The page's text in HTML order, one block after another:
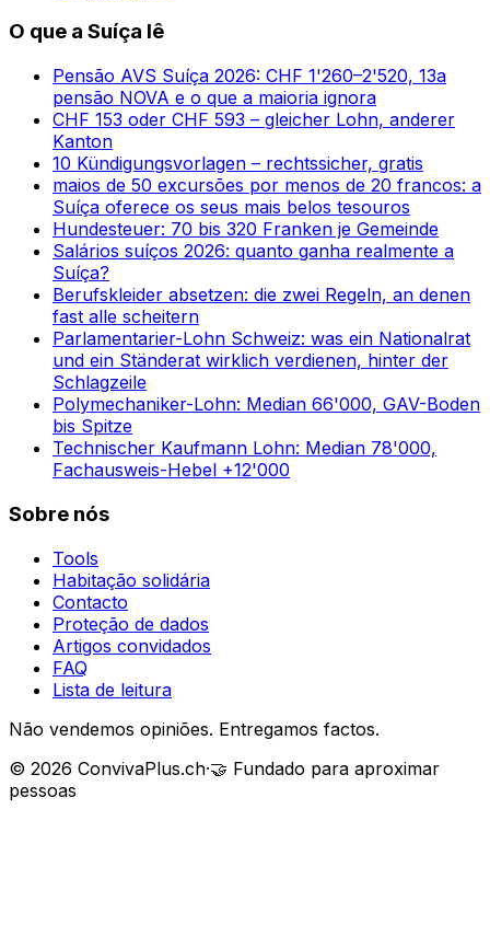
O que a Suíça lê
Pensão AVS Suíça 2026: CHF 1'260–2'520, 13a
pensão NOVA e o que a maioria ignora
CHF 153 oder CHF 593 – gleicher Lohn, anderer
Kanton
10 Kündigungsvorlagen – rechtssicher, gratis
maios de 50 excursões por menos de 20 francos: a
Suíça oferece os seus mais belos tesouros
Hundesteuer: 70 bis 320 Franken je Gemeinde
Salários suíços 2026: quanto ganha realmente a
Suíça?
Berufskleider absetzen: die zwei Regeln, an denen
fast alle scheitern
Parlamentarier-Lohn Schweiz: was ein Nationalrat
und ein Ständerat wirklich verdienen, hinter der
Schlagzeile
Polymechaniker-Lohn: Median 66'000, GAV-Boden
bis Spitze
Technischer Kaufmann Lohn: Median 78'000,
Fachausweis-Hebel +12'000
Sobre nós
Tools
Habitação solidária
Contacto
Proteção de dados
Artigos convidados
FAQ
Lista de leitura
Não vendemos opiniões. Entregamos factos.
© 2026 ConvivaPlus.ch·🤝 Fundado para aproximar
pessoas